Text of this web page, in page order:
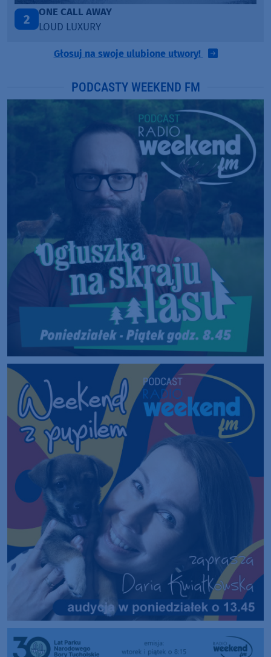
3
Talk To You
ANOTR ft. 54 Ultra
Głosuj na swoje ulubione utwory!
PODCASTY WEEKEND FM